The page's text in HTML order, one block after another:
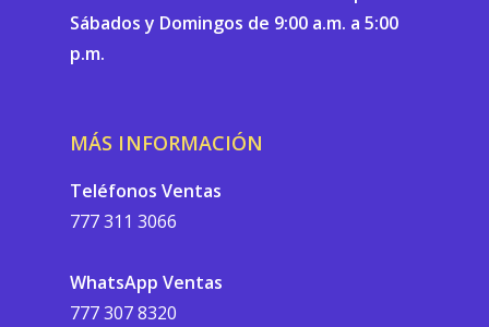
Sábados y Domingos de 9:00 a.m. a 5:00
p.m.
MÁS INFORMACIÓN
Teléfonos Ventas
777 311 3066
WhatsApp Ventas
777 307 8320